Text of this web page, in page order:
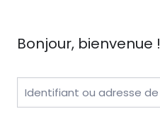
Bonjour, bienvenue !